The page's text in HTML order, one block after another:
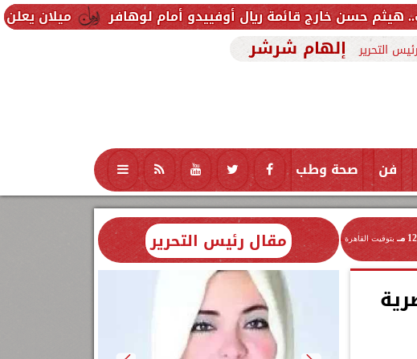
ميلان يعلن فسخ عقد ريال أوفييدو أمام لوهافر
التحرير إلهام شرشر
فن صحة وطب تكنولوجيا منوعات محافظات
مـ بتوقيت القاهرة مقال رئيس التحرير